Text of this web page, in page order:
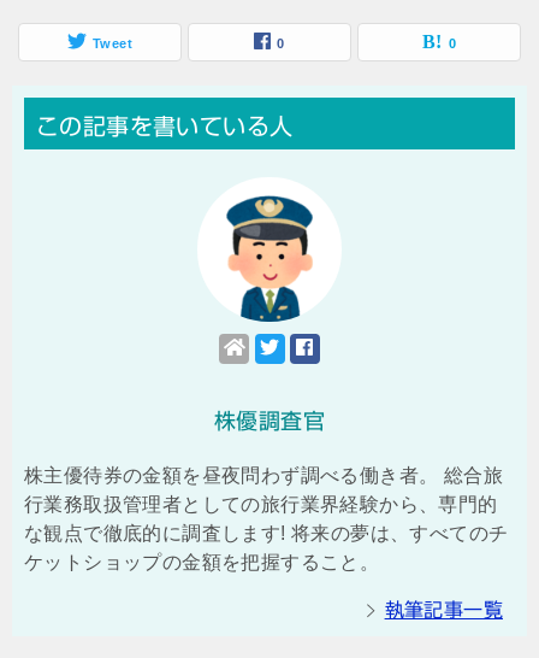
Tweet 0 0
この記事を書いている人
株優調査官
株主優待券の金額を昼夜問わず調べる働き者。 総合旅
行業務取扱管理者としての旅行業界経験から、専門的
な観点で徹底的に調査します! 将来の夢は、すべてのチ
ケットショップの金額を把握すること。
執筆記事一覧